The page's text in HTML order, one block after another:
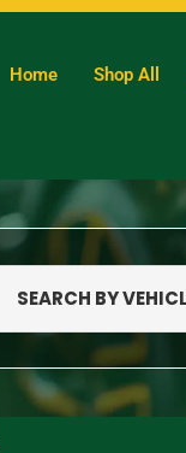
Home Shop All
SEARCH BY